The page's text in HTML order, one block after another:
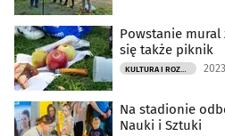
Powstanie mural
się także piknik
KULTURA I ROZRYWKA
Na stadionie
Nauki i Sztuki